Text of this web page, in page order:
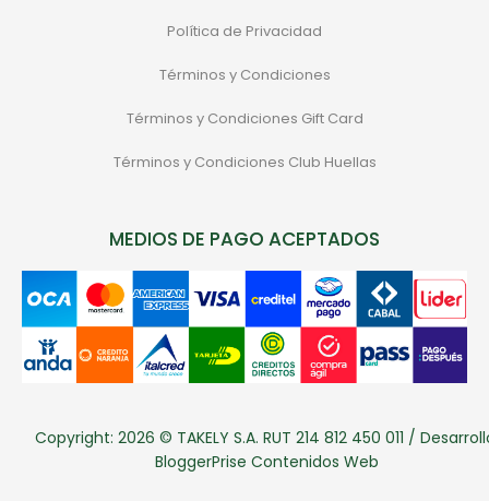
Política de Privacidad
Términos y Condiciones
Términos y Condiciones Gift Card
Términos y Condiciones Club Huellas
MEDIOS DE PAGO ACEPTADOS
Copyright: 2026 © TAKELY S.A. RUT 214 812 450 011 /
BloggerPrise Contenidos Web